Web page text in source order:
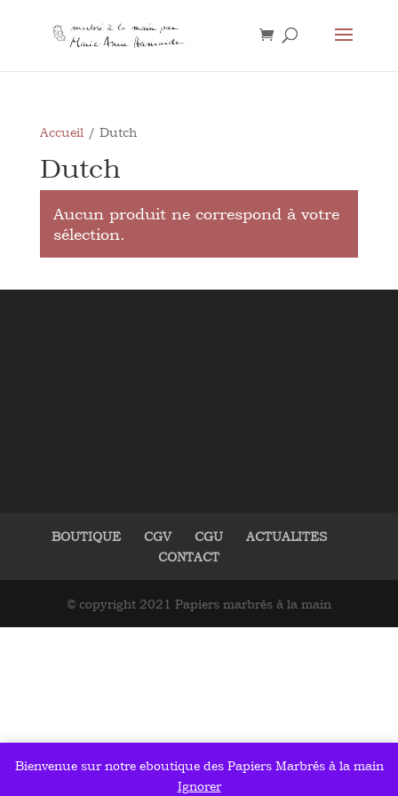
Bienvenue sur notre eboutique des Papiers Marbrés à la main
Ignorer
Accueil/ Dutch
Dutch
Aucun produit ne correspond à votre
sélection.
BOUTIQUE CGV CGU
ACTUALITES
CONTACT
© copyright 2021 Papiers marbrés à la main